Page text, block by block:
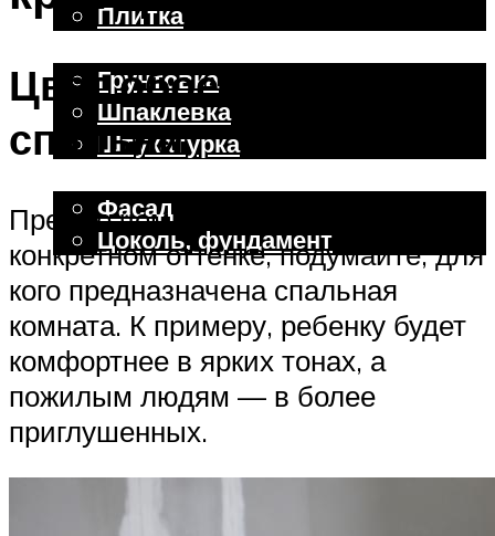
Плитка
Грунтовка
Шпаклевка
Штукатурка
Фасад
Цоколь, фундамент
Меню
Цвет обоев для
спальни
Прежде чем остановиться на
конкретном оттенке, подумайте, для
кого предназначена спальная
комната. К примеру, ребенку будет
комфортнее в ярких тонах, а
пожилым людям — в более
приглушенных.